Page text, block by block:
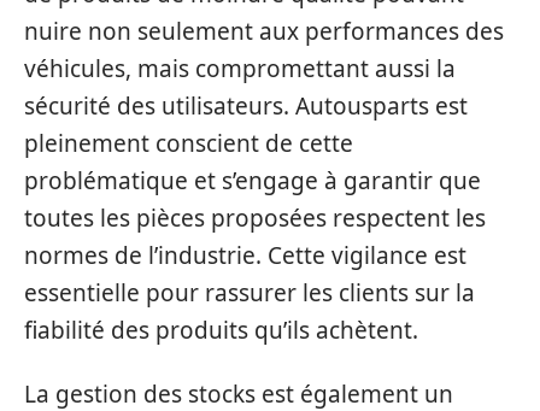
nuire non seulement aux performances des
véhicules, mais compromettant aussi la
sécurité des utilisateurs. Autousparts est
pleinement conscient de cette
problématique et s’engage à garantir que
toutes les pièces proposées respectent les
normes de l’industrie. Cette vigilance est
essentielle pour rassurer les clients sur la
fiabilité des produits qu’ils achètent.
La gestion des stocks est également un